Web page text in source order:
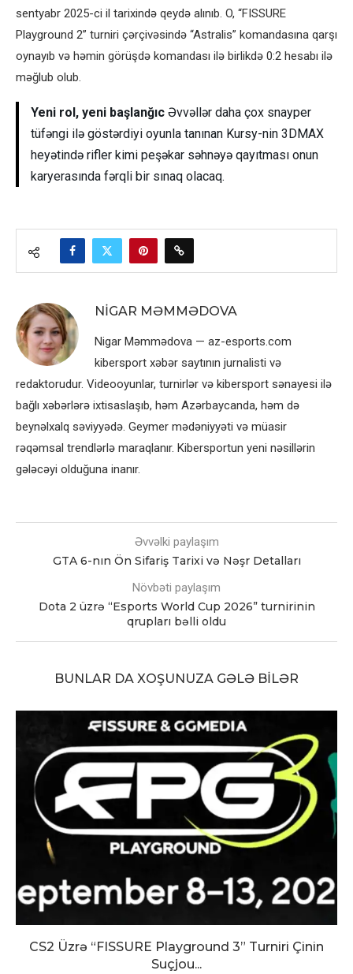
sentyabr 2025-ci il tarixində qeydə alınıb. O, “FISSURE
Playground 2” turniri çərçivəsində “Astralis” komandasına qarşı
oynayıb və həmin görüşdə komandası ilə birlikdə 0:2 hesabı ilə
məğlub olub.
Yeni rol, yeni başlanğıc Əvvəllər daha çox snayper
tüfəngi ilə göstərdiyi oyunla tanınan Kursy-nin 3DMAX
heyətində rifler kimi peşəkar səhnəyə qayıtması onun
karyerasında fərqli bir sınaq olacaq.
NIGAR MƏMMƏDOVA
Nigar Məmmədova — az-esports.com
kibersport xəbər saytının jurnalisti və
redaktorudur. Videooyunlar, turnirlər və kibersport sənayesi ilə
bağlı xəbərlərə ixtisaslaşıb, həm Azərbaycanda, həm də
beynəlxalq səviyyədə. Geymer mədəniyyəti və müasir
rəqəmsal trendlərlə maraqlanır. Kibersportun yeni nəsillərin
gələcəyi olduğuna inanır.
Əvvəlki paylaşım
GTA 6-nın Ön Sifariş Tarixi və Nəşr Detalları
Növbəti paylaşım
Dota 2 üzrə “Esports World Cup 2026” turnirinin
qrupları bəlli oldu
BUNLAR DA XOŞUNUZA GƏLƏ BILƏR
CS2 Üzrə “FISSURE Playground 3” Turniri Çinin
Suçjou...